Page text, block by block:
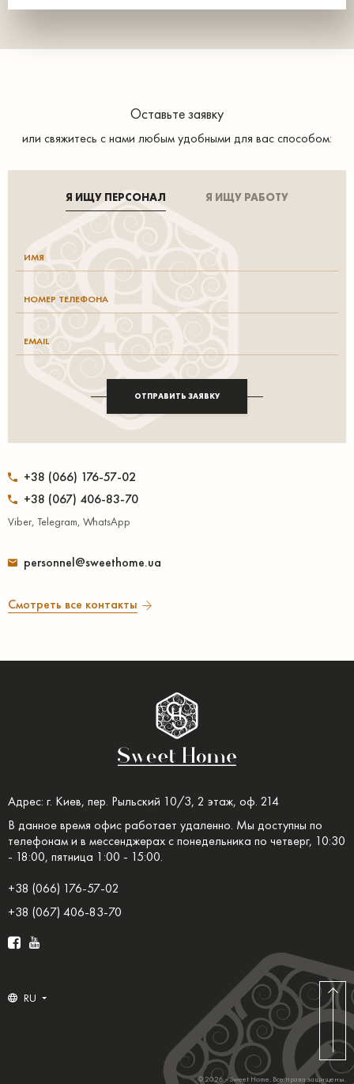
+38 (066) 176-57-02
+38 (067) 406-83-70
Viber, Telegram, WhatsApp
personnel@sweethome.ua
Смотреть все контакты
Оставьте заявку
или свяжитесь с нами любым удобными для вас способом:
Я ИЩУ ПЕРСОНАЛ Я ИЩУ РАБОТУ
ОТПРАВИТЬ ЗАЯВКУ
Адрес: г. Киев, пер. Рыльский 10/3, 2 этаж, оф. 214
В данное время офис работает удаленно. Мы доступны по
телефонам и в мессенджерах с понедельника по четверг, 10:30
- 18:00, пятница 1:00 - 15:00.
+38 (066) 176-57-02
+38 (067) 406-83-70
RU
© 2026 - Sweet Home. Все права защищены.